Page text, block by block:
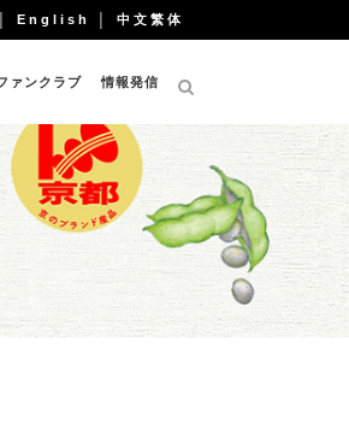
English 中文繁体
ァンクラブ 情報発信